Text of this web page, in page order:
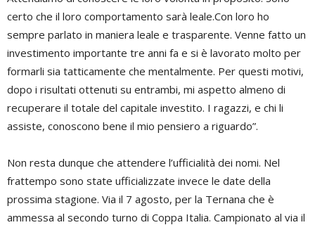
certo che il loro comportamento sarà leale.Con loro ho
sempre parlato in maniera leale e trasparente. Venne fatto un
investimento importante tre anni fa e si è lavorato molto per
formarli sia tatticamente che mentalmente. Per questi motivi,
dopo i risultati ottenuti su entrambi, mi aspetto almeno di
recuperare il totale del capitale investito. I ragazzi, e chi li
assiste, conoscono bene il mio pensiero a riguardo”.
Non resta dunque che attendere l’ufficialità dei nomi. Nel
frattempo sono state ufficializzate invece le date della
prossima stagione. Via il 7 agosto, per la Ternana che è
ammessa al secondo turno di Coppa Italia. Campionato al via il